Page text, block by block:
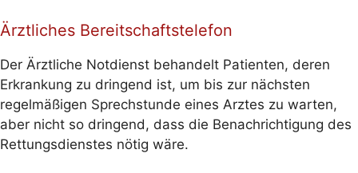
Ärztliches Bereitschaftstelefon
Der Ärztliche Notdienst behandelt Patienten, deren
Erkrankung zu dringend ist, um bis zur nächsten
regelmäßigen Sprechstunde eines Arztes zu warten,
aber nicht so dringend, dass die Benachrichtigung des
Rettungsdienstes nötig wäre.